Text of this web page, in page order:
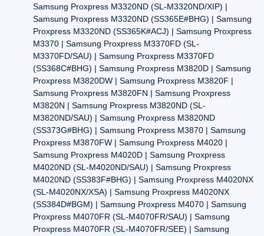
Samsung Proxpress M3320ND (SL-M3320ND/XIP) |
Samsung Proxpress M3320ND (SS365E#BHG) | Samsung
Proxpress M3320ND (SS365K#ACJ) | Samsung Proxpress
M3370 | Samsung Proxpress M3370FD (SL-
M3370FD/SAU) | Samsung Proxpress M3370FD
(SS368C#BHG) | Samsung Proxpress M3820D | Samsung
Proxpress M3820DW | Samsung Proxpress M3820F |
Samsung Proxpress M3820FN | Samsung Proxpress
M3820N | Samsung Proxpress M3820ND (SL-
M3820ND/SAU) | Samsung Proxpress M3820ND
(SS373G#BHG) | Samsung Proxpress M3870 | Samsung
Proxpress M3870FW | Samsung Proxpress M4020 |
Samsung Proxpress M4020D | Samsung Proxpress
M4020ND (SL-M4020ND/SAU) | Samsung Proxpress
M4020ND (SS383F#BHG) | Samsung Proxpress M4020NX
(SL-M4020NX/XSA) | Samsung Proxpress M4020NX
(SS384D#BGM) | Samsung Proxpress M4070 | Samsung
Proxpress M4070FR (SL-M4070FR/SAU) | Samsung
Proxpress M4070FR (SL-M4070FR/SEE) | Samsung